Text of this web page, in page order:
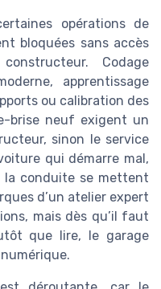
opérations de
bloquées sans accès
Codage
apprentissage
ou calibration des
brise neuf exigent un
sinon le service
qui démarre mal,
la conduite se mettent
d’un atelier expert
mais dès qu’il faut
que lire, le garage